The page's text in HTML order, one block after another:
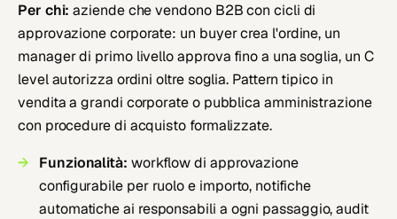
Per chi: aziende che vendono B2B con cicli di
approvazione corporate: un buyer crea l'ordine, un
manager di primo livello approva fino a una soglia, un C
level autorizza ordini oltre soglia. Pattern tipico in
vendita a grandi corporate o pubblica amministrazione
con procedure di acquisto formalizzate.
Funzionalità: workflow di approvazione
configurabile per ruolo e importo, notifiche
automatiche ai responsabili a ogni passaggio, audit